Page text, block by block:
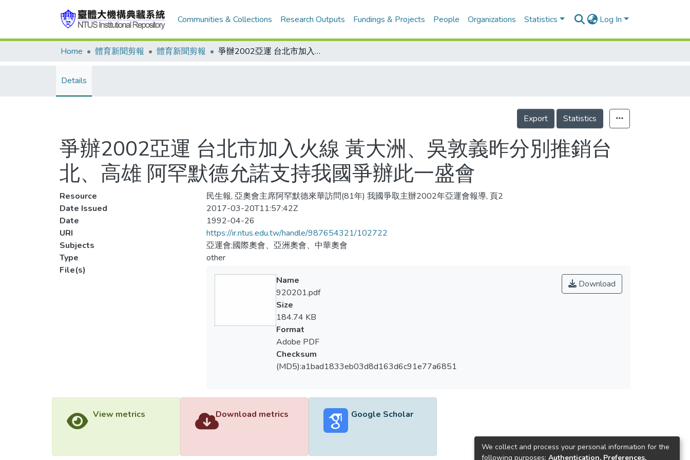
Communities & Collections Research Outputs Fundings & Projects People Organizations Statistics Log In
Home 體育新聞剪報 體育新聞剪報 爭辦2002亞運 台北市加入火線 黃大洲、吳敦義昨分別推銷台北、高雄 阿罕默德允諾支持我國爭辦此一盛會
Details
Export Statistics
爭辦2002亞運 台北市加入火線 黃大洲、吳敦義昨分別推銷台
北、高雄 阿罕默德允諾支持我國爭辦此一盛會
Resource
民生報, 亞奧會主席阿罕默德來華訪問(81年) 我國爭取主辦2002年亞運會報導, 頁2
Date Issued
2017-03-20T11:57:42Z
Date
1992-04-26
URI
https://ir.ntus.edu.tw/handle/987654321/102722
Subjects
亞運會;國際奧會、亞洲奧會、中華奧會
Type
other
File(s)
Download
Name
920201.pdf
Size
184.74 KB
Format
Adobe PDF
Checksum
(MD5):a1bad1833eb03d8d163d6c91e77a6851
View metrics Download metrics Google Scholar
We collect and process your personal information for the
following purposes: Authentication, Preferences,